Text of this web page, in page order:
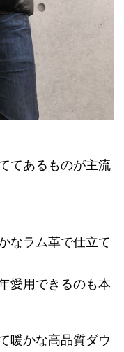
てあるものが主流
なラム革で仕立て
愛用できるのも本
暖かな高品質ダウ